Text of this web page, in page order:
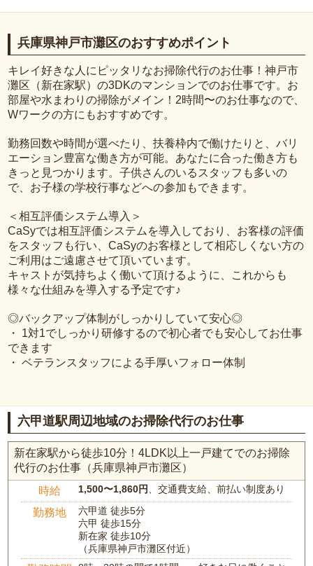
兵庫県神戸市灘区のおすすめポイント
キレイ好きな人にピッタリなお掃除代行のお仕事！神戸市
灘区（新在家駅）の3DKのマンションでのお仕事です。お
部屋や水まわりの掃除がメイン！2時間〜のお仕事なので、
Wワークの方にもおすすめです。
勤務回数や時間が選べたり、扶養枠内で働けたりと、バリ
エーション豊富な働き方が可能。あなたに合った働き方も
きっと見つかります。子供さんのいるスタッフも多いの
で、お子様の学校行事などへの参加もできます。
＜相互評価システム導入＞
CaSyでは相互評価システムを導入しており、お客様の評価
をスタッフも行い、CaSyのお客様として相応しくない方の
ご利用はご遠慮させて頂いています。
キャストが気持ちよく働いて頂けるように、これからも
様々な仕組みを導入する予定です♪
◎バックアップ体制がしっかりしていて安心◎
・ 1対1でしっかり研修するので初心者でも安心してお仕事
できます
・ ベテランスタッフによる手厚いフォロー体制
六甲道駅周辺地域のお掃除代行のお仕事
新在家駅から徒歩10分！4LDK以上一戸建てでのお掃除
代行のお仕事（兵庫県神戸市灘区）
時給 1,500〜1,860円、交通費支給、前払い制度あり
勤務地
六甲道 徒歩5分
六甲 徒歩15分
新在家 徒歩10分
（兵庫県神戸市灘区付近）